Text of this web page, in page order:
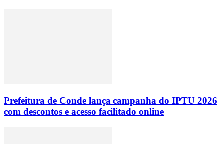
Prefeitura de Conde lança campanha do IPTU 2026
com descontos e acesso facilitado online